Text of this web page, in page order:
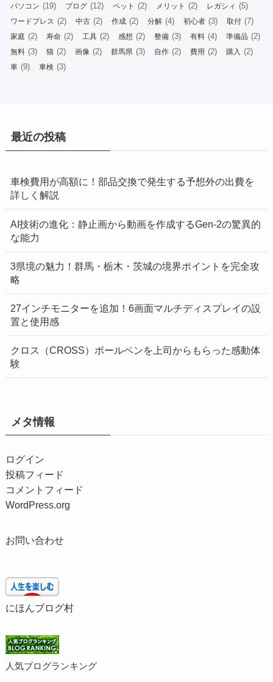
パソコン (19) ブログ (12) ペット (2) メリット (2) レガシィ (5)
ワードプレス (2) 中古 (2) 作成 (2) 分解 (4) 初心者 (3) 取付 (7)
家庭 (2) 寿命 (2) 工具 (2) 感想 (2) 整備 (3) 有料 (4) 準備品 (2)
無料 (3) 猫 (2) 画像 (2) 群馬県 (3) 自作 (2) 費用 (2) 購入 (2)
車 (9) 車検 (3)
最近の投稿
車検費用が高額に！部品交換で発生する予想外の出費を
詳しく解説
AI技術の進化：静止画から動画を作成するGen-2の驚異的
な能力
3県境の魅力！群馬・栃木・茨城の境界ポイントを完全攻
略
27インチモニターを追加！6画面マルチディスプレイの設
置と使用感
クロス（CROSS）ボールペンを上司からもらった感動体
験
メタ情報
ログイン
投稿フィード
コメントフィード
WordPress.org
お問い合わせ
にほんブログ村
人気ブログランキング